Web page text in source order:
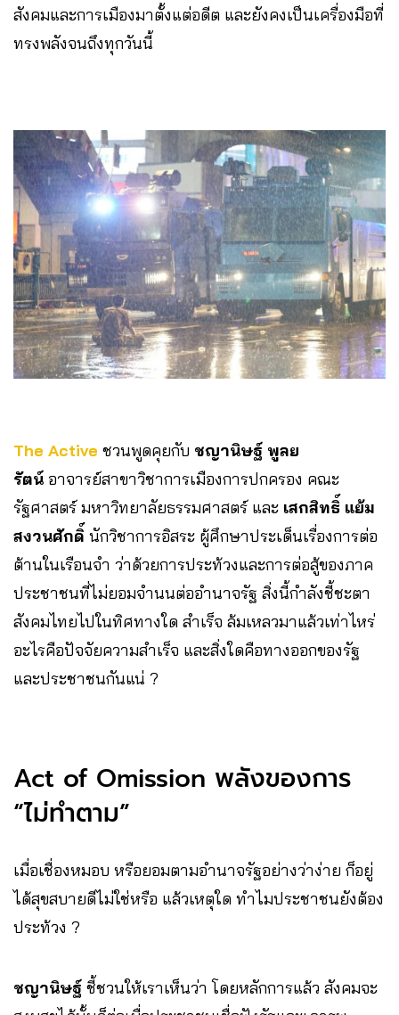
สังคมและการเมืองมาตั้งแต่อดีต และยังคงเป็นเครื่องมือที่
ทรงพลังจนถึงทุกวันนี้
The Active ชวนพูดคุยกับ ชญานิษฐ์ พูลย
รัตน์ อาจารย์สาขาวิชาการเมืองการปกครอง คณะ
รัฐศาสตร์ มหาวิทยาลัยธรรมศาสตร์ และ เสกสิทธิ์ แย้ม
สงวนศักดิ์ นักวิชาการอิสระ ผู้ศึกษาประเด็นเรื่องการต่อ
ต้านในเรือนจำ ว่าด้วยการประท้วงและการต่อสู้ของภาค
ประชาชนที่ไม่ยอมจำนนต่ออำนาจรัฐ สิ่งนี้กำลังชี้ชะตา
สังคมไทยไปในทิศทางใด สำเร็จ ล้มเหลวมาแล้วเท่าไหร่
อะไรคือปัจจัยความสำเร็จ และสิ่งใดคือทางออกของรัฐ
และประชาชนกันแน่ ?
Act of Omission พลังของการ
“ไม่ทำตาม”
เมื่อเชื่องหมอบ หรือยอมตามอำนาจรัฐอย่างว่าง่าย ก็อยู่
ได้สุขสบายดีไม่ใช่หรือ แล้วเหตุใด ทำไมประชาชนยังต้อง
ประท้วง ?
ชญานิษฐ์ ชี้ชวนให้เราเห็นว่า โดยหลักการแล้ว สังคมจะ